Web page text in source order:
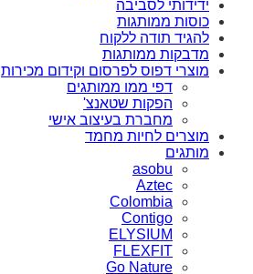
ידידותי לסביבה
כוסות ממותגות
להגיד תודה ללקוח
מדבקות ממותגות
מוצרי דפוס לפרסום וקידום מכירות
דפי ממו ממותגים
הפקות שטאנצ'
מחברת בעיצוב אישי
מוצרים לחיות מחמד
מותגים
asobu
Aztec
Colombia
Contigo
ELYSIUM
FLEXFIT
Go Nature